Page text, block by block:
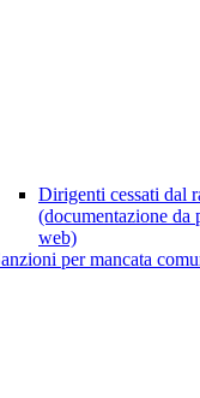
Dirigenti cessati dal
(documentazione da
web)
per mancata